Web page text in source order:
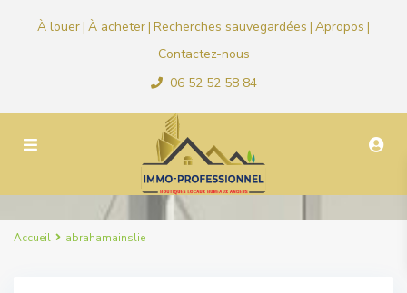
À louer| À acheter| Recherches sauvegardées | Apropos |
Contactez-nous
06 52 52 58 84
Accueil abrahamainslie